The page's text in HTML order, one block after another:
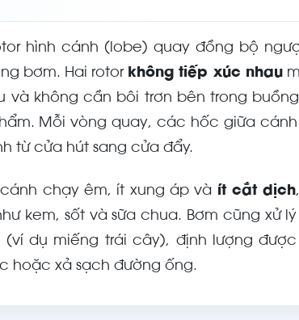
hình cánh (lobe) quay đồng bộ
bơm. Hai rotor không tiếp xúc nhau
và không cần bôi trơn bên trong
Mỗi vòng quay, các hốc giữa
từ cửa hút sang cửa đẩy.
chạy êm, ít xung áp và ít cắt dịch
kem, sốt và sữa chua. Bơm cũng xử
dụ miếng trái cây), định lượng được
hoặc xả sạch đường ống.